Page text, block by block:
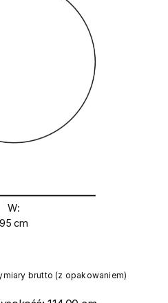
W:
95 cm
brutto (z opakowaniem)